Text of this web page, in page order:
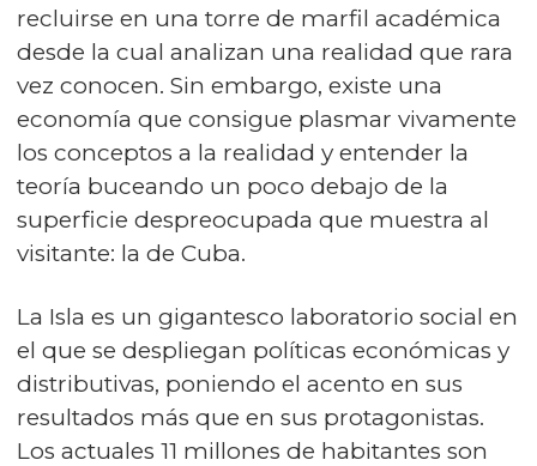
recluirse en una torre de marfil académica
desde la cual analizan una realidad que rara
vez conocen. Sin embargo, existe una
economía que consigue plasmar vivamente
los conceptos a la realidad y entender la
teoría buceando un poco debajo de la
superficie despreocupada que muestra al
visitante: la de Cuba.
La Isla es un gigantesco laboratorio social en
el que se despliegan políticas económicas y
distributivas, poniendo el acento en sus
resultados más que en sus protagonistas.
Los actuales 11 millones de habitantes son